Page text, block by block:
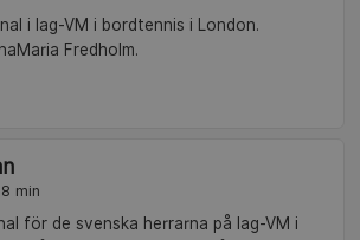
i lag-VM i bordtennis i London.
Fredholm.
min
för de svenska herrarna på lag-VM i